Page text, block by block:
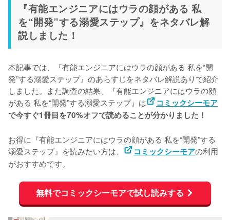
『有能エンジニアにはウラの顔がある 私
を“開発”する溺愛ステップ』をネタバレ解
説しました！
本記事では、『有能エンジニアにはウラの顔がある 私を“開
発”する溺愛ステップ』のあらすじをネタバレ解説ありで紹介
しました。また調査の結果、『有能エンジニアにはウラの顔
がある 私を“開発”する溺愛ステップ』は
コミックシーモア
で今すぐ1冊目を70%オフで読めることが分かりました！
お得に『有能エンジニアにはウラの顔がある 私を“開発”する
溺愛ステップ』を読みたい方は、
コミックシーモアの利用
がおすすめです。
無料でコミックシーモアで試し読みする